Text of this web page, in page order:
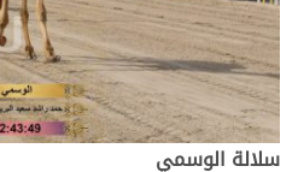
سلالة الوسمي